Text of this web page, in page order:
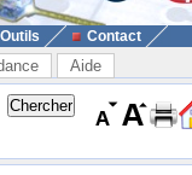
Outils Contact
Aide